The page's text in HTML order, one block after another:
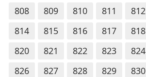
808
809 810 811 812
814
815 816 817 818
820
821 822 823 824
826
827 828 829 830